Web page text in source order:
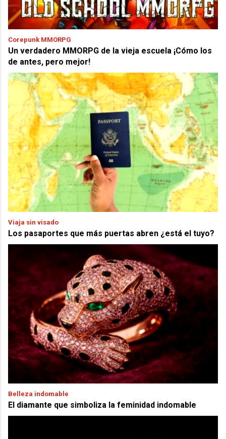
Corepunk MMORPG
Un verdadero MMORPG de la vieja escuela ¡Cómo los
de antes, pero mejor!
Viaja sin visado
Los pasaportes que más puertas abren ¿está el tuyo?
Belleza indomable
El diamante que simboliza la feminidad indomable